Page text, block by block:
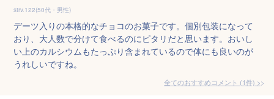
strv.122(50代・男性)
デーツ入りの本格的なチョコのお菓子です。個別包装になって
おり、大人数で分けて食べるのにピタリだと思います。おいし
い上のカルシウムもたっぷり含まれているので体にも良いのが
うれしいですね。
全てのおすすめコメント (1件) >